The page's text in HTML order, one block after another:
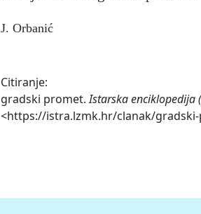
J. Orbanić
Citiranje:
gradski promet.Istarska enciklopedija
<https://istra.lzmk.hr/clanak/